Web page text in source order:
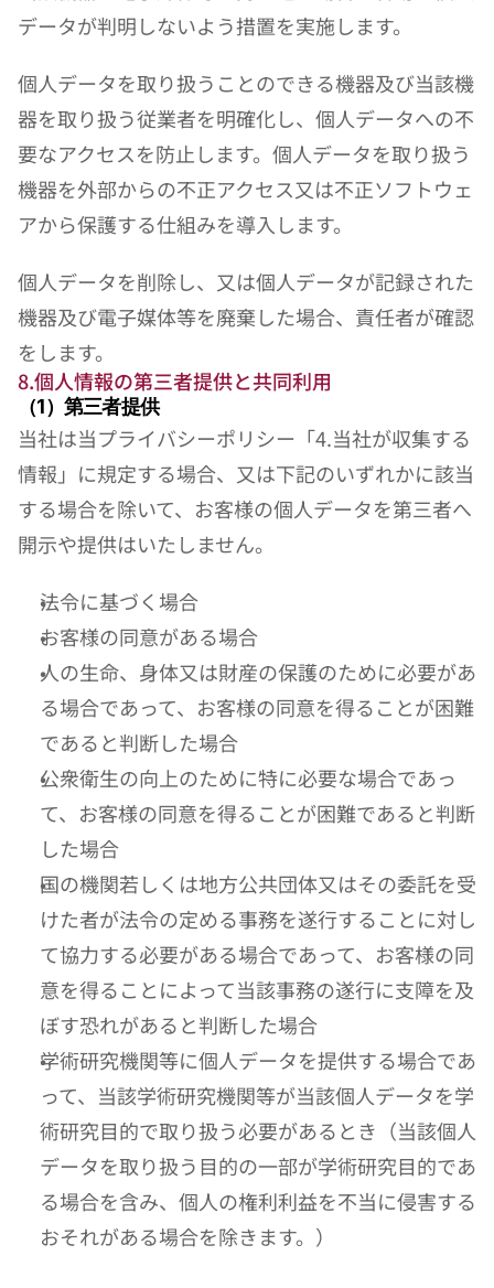
データが判明しないよう措置を実施します。
個人データを取り扱うことのできる機器及び当該機
器を取り扱う従業者を明確化し、個人データへの不
要なアクセスを防止します。個人データを取り扱う
機器を外部からの不正アクセス又は不正ソフトウェ
アから保護する仕組みを導入します。
個人データを削除し、又は個人データが記録された
機器及び電子媒体等を廃棄した場合、責任者が確認
をします。
8.個人情報の第三者提供と共同利用
（1）第三者提供
当社は当プライバシーポリシー「4.当社が収集する
情報」に規定する場合、又は下記のいずれかに該当
する場合を除いて、お客様の個人データを第三者へ
開示や提供はいたしません。
法令に基づく場合
お客様の同意がある場合
人の生命、身体又は財産の保護のために必要があ
る場合であって、お客様の同意を得ることが困難
であると判断した場合
公衆衛生の向上のために特に必要な場合であっ
て、お客様の同意を得ることが困難であると判断
した場合
国の機関若しくは地方公共団体又はその委託を受
けた者が法令の定める事務を遂行することに対し
て協力する必要がある場合であって、お客様の同
意を得ることによって当該事務の遂行に支障を及
ぼす恐れがあると判断した場合
学術研究機関等に個人データを提供する場合であ
って、当該学術研究機関等が当該個人データを学
術研究目的で取り扱う必要があるとき（当該個人
データを取り扱う目的の一部が学術研究目的であ
る場合を含み、個人の権利利益を不当に侵害する
おそれがある場合を除きます。）